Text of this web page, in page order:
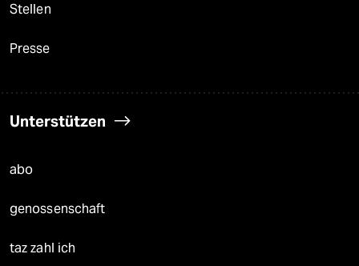
Stellen
Presse
Unterstützen
abo
genossenschaft
taz zahl ich